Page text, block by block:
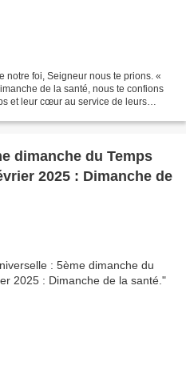
notre foi, Seigneur nous te prions. «
de la santé, nous te confions
et leur cœur au service de leurs
dimanche du Temps
2025 : Dimanche de